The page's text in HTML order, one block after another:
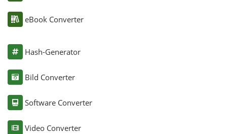
eBook Converter
Hash-Generator
Bild Converter
Software Converter
Video Converter